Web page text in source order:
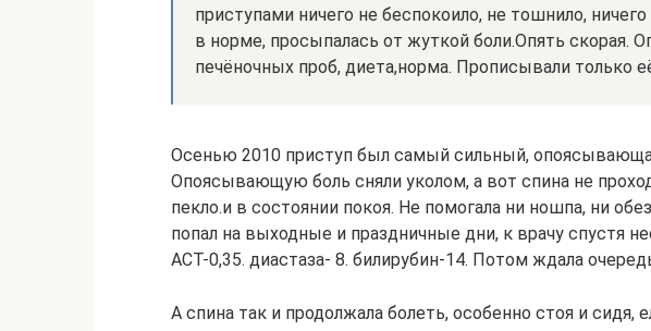
приступами ничего не беспокоило, не тошнило,
в норме, просыпалась от жуткой боли.Опять скорая.
печёночных проб, диета,норма. Прописывали только
Осенью 2010 приступ был самый сильный,
Опоясывающую боль сняли уколом, а вот спина не
пекло.и в состоянии покоя. Не помогала ни ношпа, ни
попал на выходные и праздничные дни, к врачу спустя
АСТ-0,35. диастаза- 8. билирубин-14. Потом ждала
А спина так и продолжала болеть, особенно стоя и сидя,